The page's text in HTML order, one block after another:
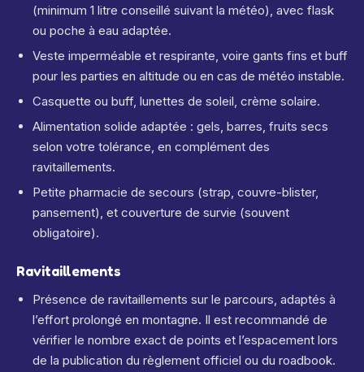
(minimum 1 litre conseillé suivant la météo), avec flask
ou poche à eau adaptée.
Veste imperméable et respirante, voire gants fins et buff
pour les parties en altitude ou en cas de météo instable.
Casquette ou buff, lunettes de soleil, crème solaire.
Alimentation solide adaptée : gels, barres, fruits secs
selon votre tolérance, en complément des
ravitaillements.
Petite pharmacie de secours (strap, couvre-blister,
pansement), et couverture de survie (souvent
obligatoire).
Ravitaillements
Présence de ravitaillements sur le parcours, adaptés à
l’effort prolongé en montagne. Il est recommandé de
vérifier le nombre exact de points et l’espacement lors
de la publication du règlement officiel ou du roadbook.